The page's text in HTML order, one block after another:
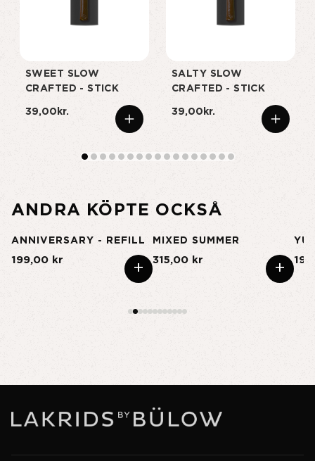
SWEET SLOW
CRAFTED - STICK
39,00kr.
SALTY SLOW
CRAFTED - STICK
39,00kr.
ANDRA KÖPTE OCKSÅ
ANNIVERSARY - REFILL
199,00 kr
+
MIXED SUMMER
315,00 kr
+